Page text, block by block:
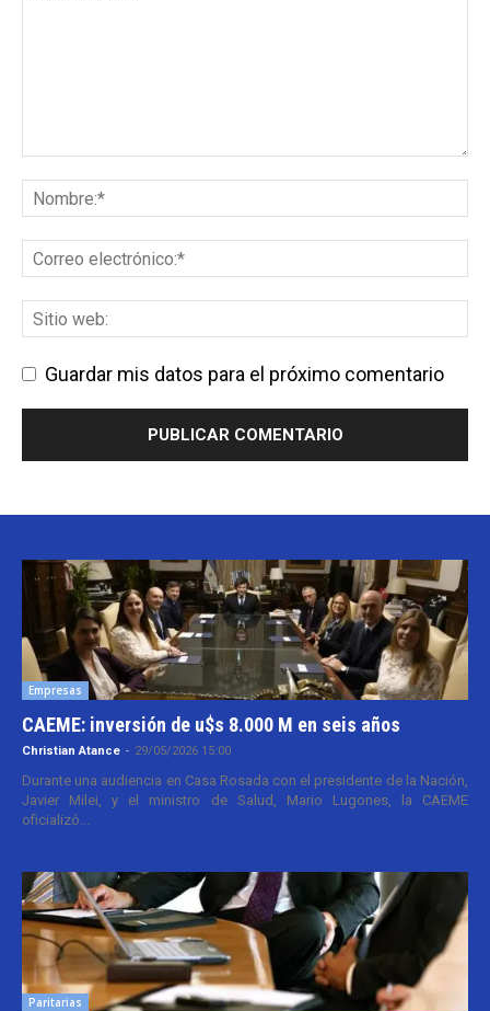
Guardar mis datos para el próximo comentario
Empresas
CAEME: inversión de u$s 8.000 M en seis años
Christian Atance - 29/05/2026 15:00
Durante una audiencia en Casa Rosada con el presidente de la Nación,
Javier Milei, y el ministro de Salud, Mario Lugones, la CAEME
oficializó...
Paritarias